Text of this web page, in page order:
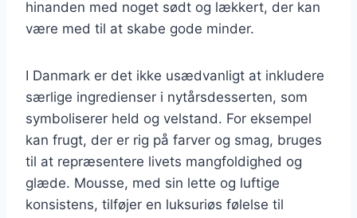
hinanden med noget sødt og lækkert, der kan
være med til at skabe gode minder.
I Danmark er det ikke usædvanligt at inkludere
særlige ingredienser i nytårsdesserten, som
symboliserer held og velstand. For eksempel
kan frugt, der er rig på farver og smag, bruges
til at repræsentere livets mangfoldighed og
glæde. Mousse, med sin lette og luftige
konsistens, tilføjer en luksuriøs følelse til